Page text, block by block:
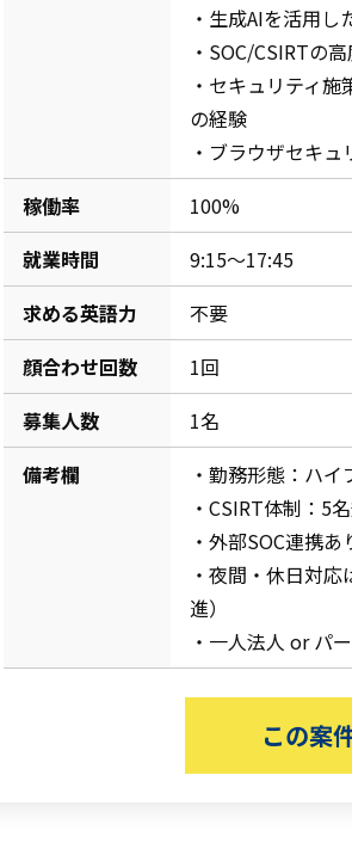
・生成AIを活用
・SOC/CSIRTの
・セキュリティ施
の経験
・ブラウザセキ
稼働率
100%
就業時間
9:15〜17:45
求める英語力
不要
顔合わせ回数
1回
募集人数
1名
備考欄
・勤務形態：ハイ
・CSIRT体制：5
・外部SOC連携あ
・夜間・休日対
進）
・一人法人 or パ
この案